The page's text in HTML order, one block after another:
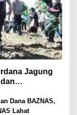
Jagung
Dana BAZNAS,
Lahat